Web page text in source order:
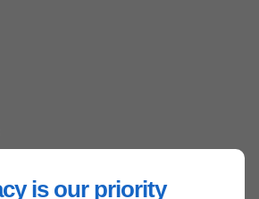
is our priority